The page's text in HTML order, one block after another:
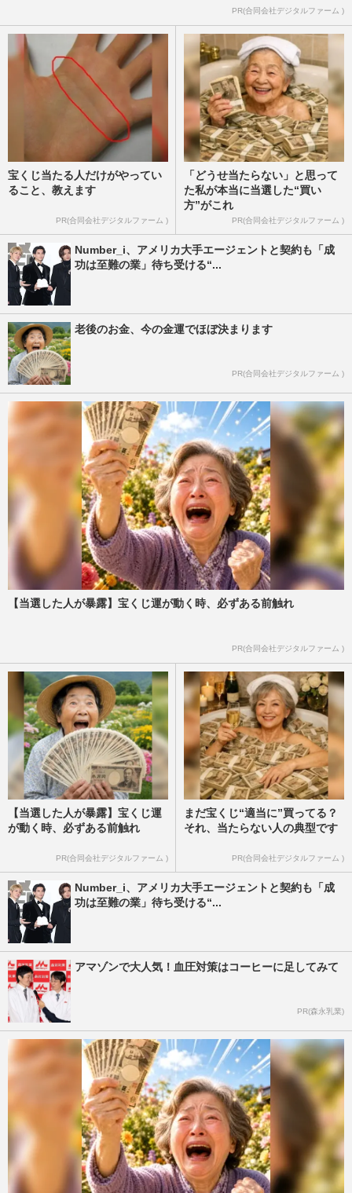
PR(合同会社デジタルファーム )
宝くじ当たる人だけがやってい
ること、教えます
PR(合同会社デジタルファーム )
「どうせ当たらない」と思って
た私が本当に当選した“買い
方”がこれ
PR(合同会社デジタルファーム )
Number_i、アメリカ大手エージェントと契約も「成
功は至難の業」待ち受ける“...
老後のお金、今の金運でほぼ決まります
PR(合同会社デジタルファーム )
【当選した人が暴露】宝くじ運が動く時、必ずある前触れ
PR(合同会社デジタルファーム )
【当選した人が暴露】宝くじ運
が動く時、必ずある前触れ
PR(合同会社デジタルファーム )
まだ宝くじ“適当に”買ってる？
それ、当たらない人の典型です
PR(合同会社デジタルファーム )
Number_i、アメリカ大手エージェントと契約も「成
功は至難の業」待ち受ける“...
アマゾンで大人気！血圧対策はコーヒーに足してみて
PR(森永乳業)